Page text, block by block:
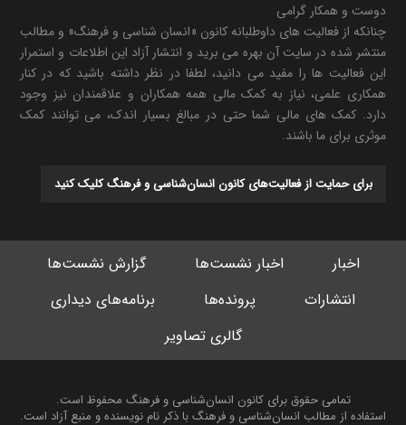
دوست و همکار گرامی
چنانکه از فعالیت های داوطلبانه کانون «انسان شناسی و فرهنگ» و مطالب
منتشر شده در سایت آن بهره می برید و انتشار آزاد این اطلاعات و استمرار
این فعالیت ها را مفید می دانید، لطفا در نظر داشته باشید که در کنار
همکاری علمی، نیاز به کمک مالی همه همکاران و علاقمندان نیز وجود
دارد. کمک های مالی شما حتی در مبالغ بسیار اندک، می توانند کمک
موثری برای ما باشند.
برای حمایت از فعالیت‌های کانون انسان‌شناسی و فرهنگ کلیک کنید
اخبار اخبار نشست‌ها
گزارش نشست‌ها
انتشارات
پرونده‌ها
برنامه‌های دیداری
گالری تصاویر
تمامی حقوق برای کانون انسان‌شناسی و فرهنگ محفوظ است.
استفاده از مطالب انسان‌شناسی و فرهنگ با ذکر نام نویسنده و منبع آزاد است.